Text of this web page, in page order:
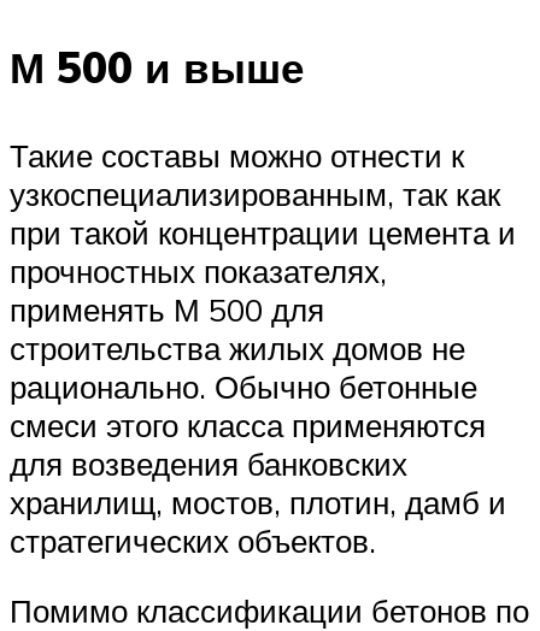
М 500 и выше
Такие составы можно отнести к
узкоспециализированным, так как
при такой концентрации цемента и
прочностных показателях,
применять М 500 для
строительства жилых домов не
рационально. Обычно бетонные
смеси этого класса применяются
для возведения банковских
хранилищ, мостов, плотин, дамб и
стратегических объектов.
Помимо классификации бетонов по